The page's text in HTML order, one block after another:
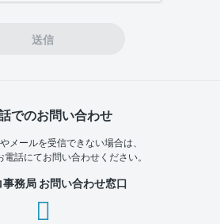
送信
でのお問い合わせ
メールを受信できない場合は、
話にてお問い合わせください。
務局 お問い合わせ窓口